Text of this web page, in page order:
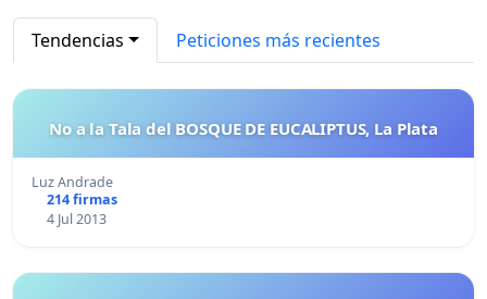
Tendencias Peticiones más recientes
No a la Tala del BOSQUE DE EUCALIPTUS, La Plata
Luz Andrade
214 firmas
4 Jul 2013